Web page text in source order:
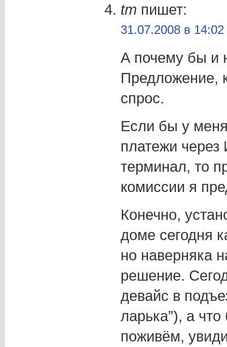
tm пишет:
31.07.2008 в 14:02
А почему бы и
Предложение,
спрос.
Если бы у
платежи через
терминал, то
комиссии я
Конечно,
доме сегодня
но наверняка
решение.
девайс в
ларька”), а что
поживём,